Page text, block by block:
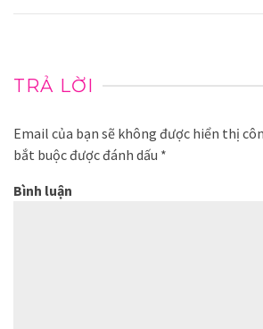
TRẢ LỜI
Email của bạn sẽ không được hiển thị
bắt buộc được đánh dấu *
Bình luận